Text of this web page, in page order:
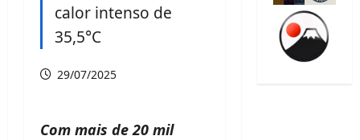
calor intenso de
35,5°C
29/07/2025
Com mais de 20 mil